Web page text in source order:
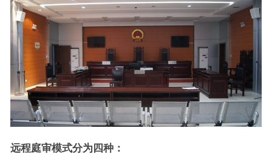
远程庭审模式分为四种：